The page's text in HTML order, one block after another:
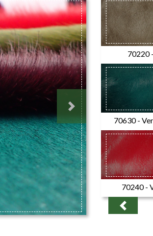
Next
70220
70630 -
70240 -
Previous